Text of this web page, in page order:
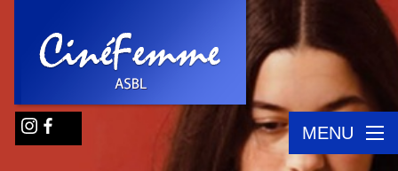
MENU